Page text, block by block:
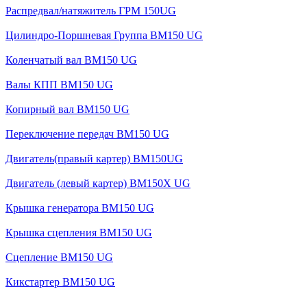
Распредвал/натяжитель ГРМ 150UG
Цилиндро-Поршневая Группа BM150 UG
Коленчатый вал BM150 UG
Валы КПП BM150 UG
Копирный вал BM150 UG
Переключение передач BM150 UG
Двигатель(правый картер) ВМ150UG
Двигатель (левый картер) BM150X UG
Крышка генератора BM150 UG
Крышка сцепления BM150 UG
Сцепление BM150 UG
Кикстартер BM150 UG